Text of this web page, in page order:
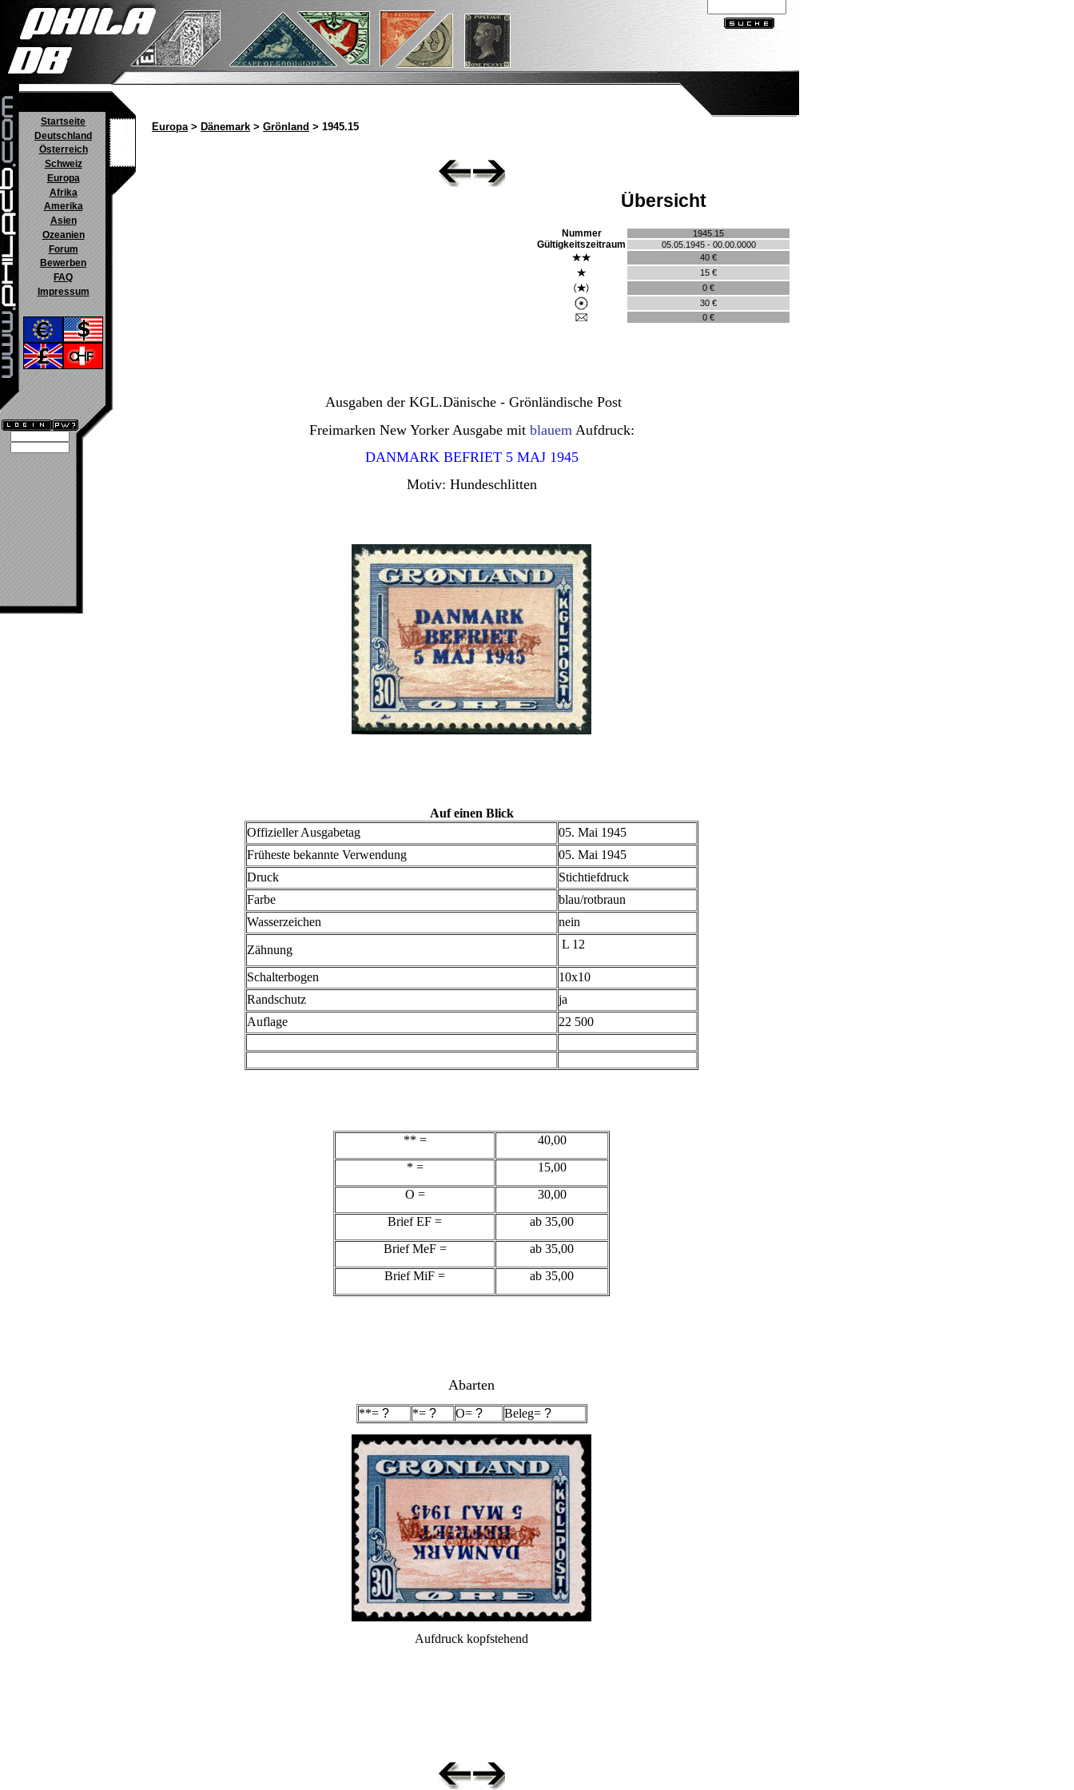
Startseite
Deutschland
Österreich
Schweiz
Europa
Afrika
Amerika
Asien
Ozeanien
Forum
Bewerben
FAQ
Impressum
Europa> Dänemark > Grönland > 1945.15
Übersicht
Nummer
1945.15
Gültigkeitszeitraum
05.05.1945 - 00.00.0000
40 €
15 €
0 €
30 €
0 €
Ausgaben der KGL.Dänische - Grönländische Post
Freimarken New Yorker Ausgabe mit blauem Aufdruck:
DANMARK BEFRIET 5 MAJ 1945
Motiv: Hundeschlitten
Auf einen Blick
Offizieller Ausgabetag
05. Mai 1945
Früheste bekannte Verwendung
05. Mai 1945
Druck
Stichtiefdruck
Farbe
blau/rotbraun
Wasserzeichen
nein
Zähnung L 12
Schalterbogen
10x10
Randschutz
ja
Auflage
22 500
** =
40,00
* =
15,00
O =
30,00
Brief EF =
ab 35,00
Brief MeF =
ab 35,00
Brief MiF =
ab 35,00
Abarten
**=? *=? O=? Beleg=?
Aufdruck kopfstehend